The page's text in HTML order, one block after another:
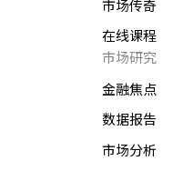
市场传奇
在线课程
市场研究
金融焦点
数据报告
市场分析